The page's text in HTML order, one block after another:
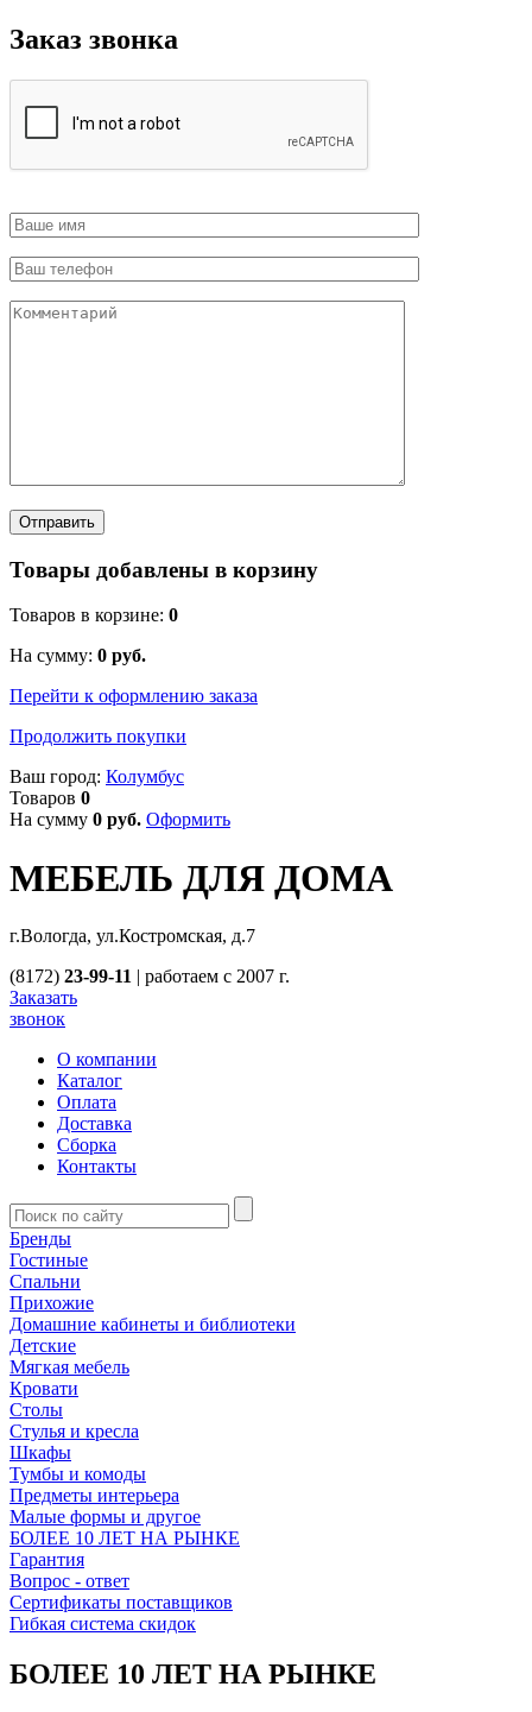
Заказ звонка
Товары добавлены в корзину
Товаров в корзине: 0
На сумму: 0 руб.
Перейти к оформлению заказа
Продолжить покупки
Ваш город: Колумбус
Товаров 0
На сумму 0 руб. Оформить
МЕБЕЛЬ ДЛЯ ДОМА
г.Вологда, ул.Костромская, д.7
(8172) 23-99-11 | работаем с 2007 г.
Заказать
звонок
О компании
Каталог
Оплата
Доставка
Сборка
Контакты
Бренды
Гостиные
Спальни
Прихожие
Домашние кабинеты и библиотеки
Детские
Мягкая мебель
Кровати
Столы
Стулья и кресла
Шкафы
Тумбы и комоды
Предметы интерьера
Малые формы и другое
БОЛЕЕ 10 ЛЕТ НА РЫНКЕ
Гарантия
Вопрос - ответ
Сертификаты поставщиков
Гибкая система скидок
БОЛЕЕ 10 ЛЕТ НА РЫНКЕ